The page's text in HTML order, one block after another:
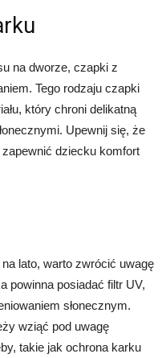
na dworze, czapki z
Tego rodzaju czapki
który chroni delikatną
Upewnij się, że
dziecku komfort
lato, warto zwrócić uwagę
powinna posiadać filtr UV,
słonecznym.
wziąć pod uwagę
takie jak ochrona karku